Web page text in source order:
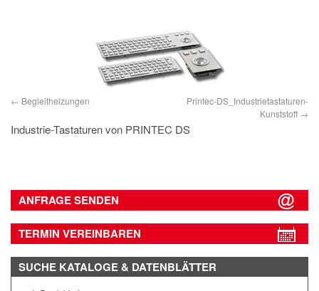
Begleitheizungen
Printec-DS_Industrietastaturen-
Kunststoff
Industrie-Tastaturen von PRINTEC DS
ANFRAGE SENDEN
TERMIN VEREINBAREN
SUCHE KATALOGE & DATENBLÄTTER